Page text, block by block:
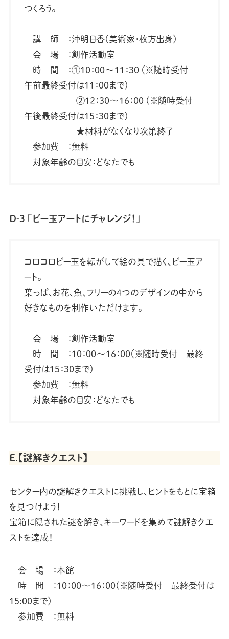
つくろう。
講 師 ：沖明日香（美術家・枚方出身）
会 場 ：創作活動室
時 間 ：①10：00～11：30 （※随時受付
午前最終受付は11：00まで）
②12：30～16：00 （※随時受付
午後最終受付は15：30まで）
★材料がなくなり次第終了
参加費 ：無料
対象年齢の目安：どなたでも
Ｄ‐3 「ビー玉アートにチャレンジ！」
コロコロビー玉を転がして絵の具で描く、ビー玉ア
ート。
葉っぱ、お花、魚、フリーの4つのデザインの中から
好きなものを制作いただけます。
会 場 ：創作活動室
時 間 ：10：00～16：00（※随時受付 最終
受付は15：30まで）
参加費 ：無料
対象年齢の目安：どなたでも
Ｅ.【謎解きクエスト】
センター内の謎解きクエストに挑戦し、ヒントをもとに宝箱
を見つけよう！
宝箱に隠された謎を解き、キーワードを集めて謎解きクエ
ストを達成！
会 場 ：本館
時 間 ：10：00～16：00（※随時受付 最終受付は
15:00まで）
参加費 ：無料